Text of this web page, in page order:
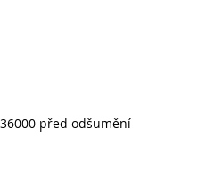
36000 před odšumění